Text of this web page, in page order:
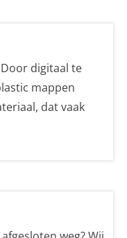
digitaal te
mappen
dat vaak